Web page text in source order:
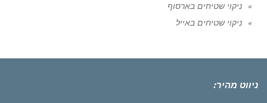
ניקוי שטיחים בארסוף
ניקוי שטיחים באייל
ניווט מהיר: